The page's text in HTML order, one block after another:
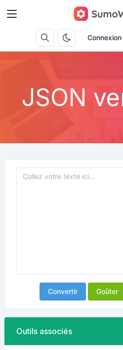
Connexion
JSON
Convertir Goûter
Outils associés